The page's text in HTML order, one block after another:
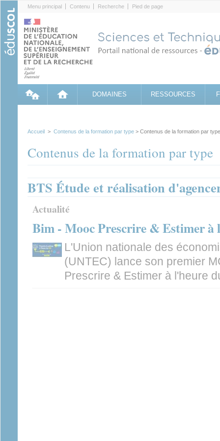
Menu principal Contenu Recherche Pied de page
DOMAINES RESSOURCES
Accueil > Contenus de la formation par type > Contenus de la formation par type
Contenus de la formation par type
BTS Étude et réalisation
Actualité
Bim - Mooc Prescrire & Estimer
L'Union nationale des
(UNTEC) lance son premier
Prescrire & Estimer à l'heure